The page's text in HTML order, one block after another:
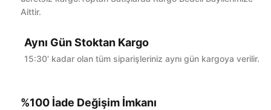
Aittir.
Aynı Gün Stoktan Kargo
15:30' kadar olan tüm siparişleriniz aynı gün kargoya verilir.
%100 İade Değişim İmkanı